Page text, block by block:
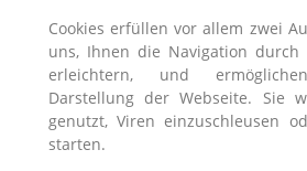
Cookies erfüllen vor allem zwei
uns, Ihnen die Navigation durch
erleichtern, und
Darstellung der Webseite. Sie
genutzt, Viren einzuschleusen
starten.